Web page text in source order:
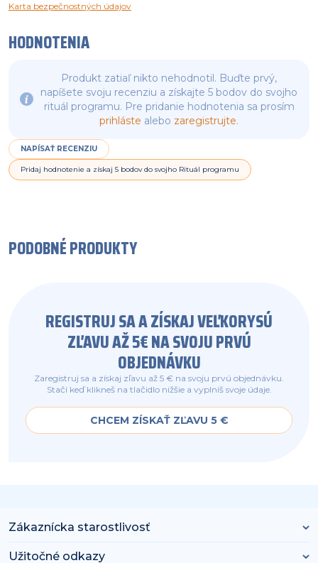
Karta bezpečnostných údajov
HODNOTENIA
Produkt zatiaľ nikto nehodnotil. Buďte prvý,
napíšete svoju recenziu a získajte 5 bodov do svojho
rituál programu. Pre pridanie hodnotenia sa prosím
prihláste alebo zaregistrujte.
NAPÍSAŤ RECENZIU
Pridaj hodnotenie a získaj 5 bodov do svojho Rituál programu
PODOBNÉ PRODUKTY
REGISTRUJ SA A ZÍSKAJ VEĽKORYSÚ
ZĽAVU AŽ 5€ NA SVOJU PRVÚ
OBJEDNÁVKU
Zaregistruj sa a získaj zľavu až 5 € na svoju prvú objednávku.
Stačí keď klikneš na tlačidlo nižšie a vyplníš svoje údaje.
CHCEM ZÍSKAŤ ZĽAVU 5 €
Zákaznícka starostlivosť
Užitočné odkazy